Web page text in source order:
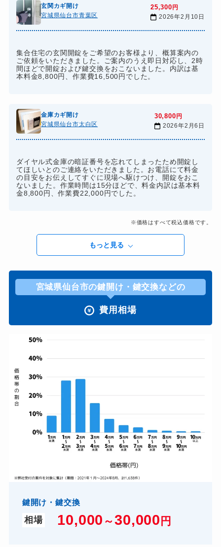
玄関カギ開け
宮城県仙台市青葉区
25,300 円
2026年2月10日
集合住宅の玄関開錠をご希望のお客様より、概算案内の
ご依頼をいただきました。ご案内のうえ即日対応し、2時
間ほどで開錠および鍵交換をおこないました。内訳は基
本料金8,800円、作業費16,500円でした。
金庫カギ開け
宮城県仙台市太白区
30,800 円
2026年2月6日
ダイヤル式金庫の暗証番号を忘れてしまったため開錠し
てほしいとのご連絡をいただきました。お電話にて料金
の目安をお伝えしてすぐに現場へ駆けつけ、開錠をおこ
ないました。作業時間は15分ほどで、料金内訳は基本料
金8,800円、作業費22,000円でした。
※価格はすべて税込価格です。
もっと見る
宮城県仙台市の鍵開け・鍵交換などの
費用相場
鍵開け・鍵交換
相場 10,000 ～30,000 円